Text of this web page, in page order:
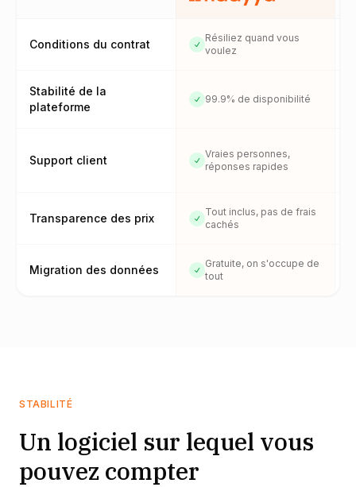
Conditions du contrat
Résiliez quand vous
voulez
Stabilité de la
plateforme
99.9% de disponibilité
Support client
Vraies personnes,
réponses rapides
Transparence des prix
Tout inclus, pas de frais
cachés
Migration des données
Gratuite, on s'occupe de
tout
STABILITÉ
Un logiciel sur lequel vous
pouvez compter